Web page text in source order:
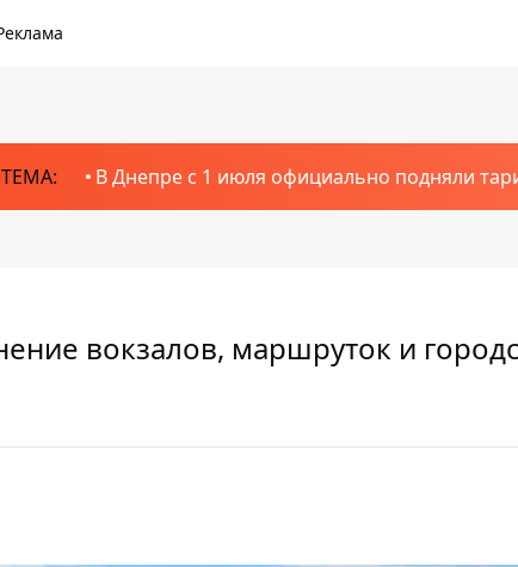
В Днепре с 1 июля официально подняли
вокзалов, маршруток и